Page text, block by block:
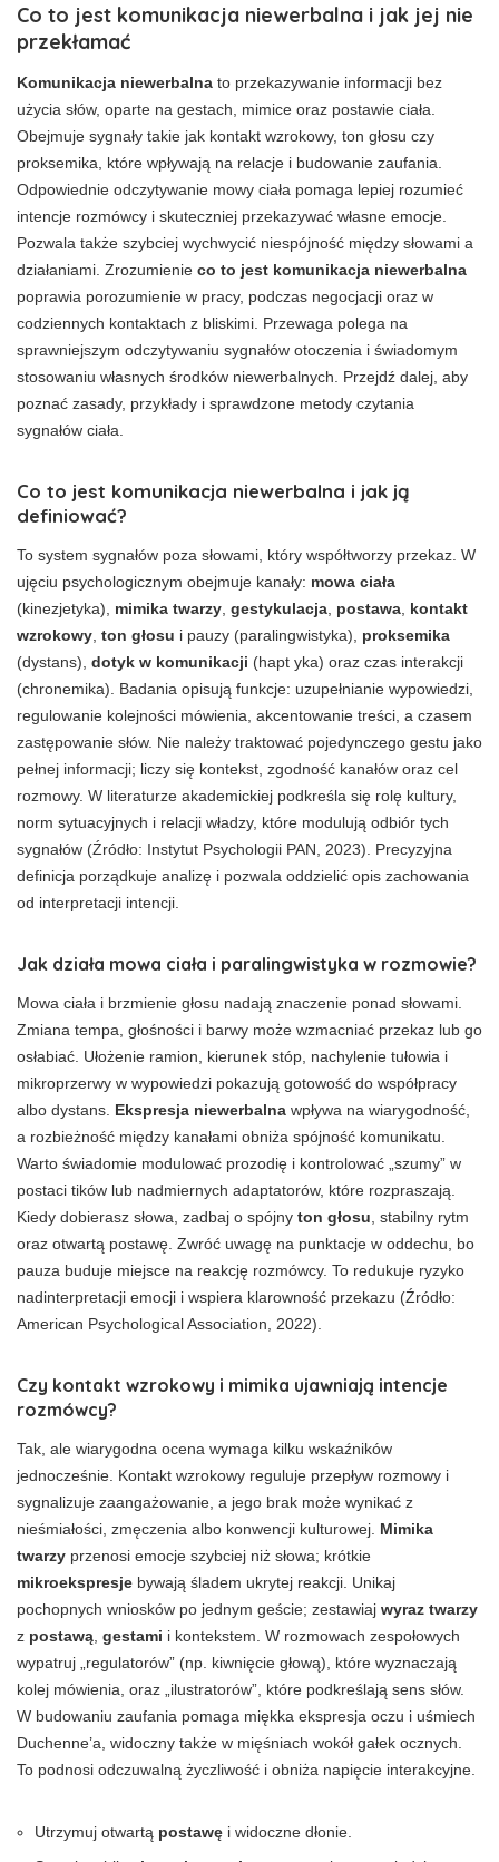
Co to jest komunikacja niewerbalna i jak jej nie
przekłamać
Komunikacja niewerbalna to przekazywanie informacji bez
użycia słów, oparte na gestach, mimice oraz postawie ciała.
Obejmuje sygnały takie jak kontakt wzrokowy, ton głosu czy
proksemika, które wpływają na relacje i budowanie zaufania.
Odpowiednie odczytywanie mowy ciała pomaga lepiej rozumieć
intencje rozmówcy i skuteczniej przekazywać własne emocje.
Pozwala także szybciej wychwycić niespójność między słowami a
działaniami. Zrozumienie co to jest komunikacja niewerbalna
poprawia porozumienie w pracy, podczas negocjacji oraz w
codziennych kontaktach z bliskimi. Przewaga polega na
sprawniejszym odczytywaniu sygnałów otoczenia i świadomym
stosowaniu własnych środków niewerbalnych. Przejdź dalej, aby
poznać zasady, przykłady i sprawdzone metody czytania
sygnałów ciała.
Co to jest komunikacja niewerbalna i jak ją
definiować?
To system sygnałów poza słowami, który współtworzy przekaz. W
ujęciu psychologicznym obejmuje kanały: mowa ciała
(kinezjetyka), mimika twarzy gestykulacja postawa kontakt
wzrokowy ton głosu i pauzy (paralingwistyka), proksemika
(dystans), dotyk w komunikacji (hapt yka) oraz czas interakcji
(chronemika). Badania opisują funkcje: uzupełnianie wypowiedzi,
regulowanie kolejności mówienia, akcentowanie treści, a czasem
zastępowanie słów. Nie należy traktować pojedynczego gestu jako
pełnej informacji; liczy się kontekst, zgodność kanałów oraz cel
rozmowy. W literaturze akademickiej podkreśla się rolę kultury,
norm sytuacyjnych i relacji władzy, które modulują odbiór tych
sygnałów (Źródło: Instytut Psychologii PAN, 2023). Precyzyjna
definicja porządkuje analizę i pozwala oddzielić opis zachowania
od interpretacji intencji.
Jak działa mowa ciała i paralingwistyka w rozmowie?
Mowa ciała i brzmienie głosu nadają znaczenie ponad słowami.
Zmiana tempa, głośności i barwy może wzmacniać przekaz lub go
osłabiać. Ułożenie ramion, kierunek stóp, nachylenie tułowia i
mikroprzerwy w wypowiedzi pokazują gotowość do współpracy
albo dystans. Ekspresja niewerbalna wpływa na wiarygodność,
a rozbieżność między kanałami obniża spójność komunikatu.
Warto świadomie modulować prozodię i kontrolować „szumy” w
postaci tików lub nadmiernych adaptatorów, które rozpraszają.
Kiedy dobierasz słowa, zadbaj o spójny ton głosu , stabilny rytm
oraz otwartą postawę. Zwróć uwagę na punktacje w oddechu, bo
pauza buduje miejsce na reakcję rozmówcy. To redukuje ryzyko
nadinterpretacji emocji i wspiera klarowność przekazu (Źródło:
American Psychological Association, 2022).
Czy kontakt wzrokowy i mimika ujawniają intencje
rozmówcy?
Tak, ale wiarygodna ocena wymaga kilku wskaźników
jednocześnie. Kontakt wzrokowy reguluje przepływ rozmowy i
sygnalizuje zaangażowanie, a jego brak może wynikać z
nieśmiałości, zmęczenia albo konwencji kulturowej. Mimika
twarzy przenosi emocje szybciej niż słowa; krótkie
mikroekspresje bywają śladem ukrytej reakcji. Unikaj
pochopnych wniosków po jednym geście; zestawiaj wyraz twarzy
z postawą gestami i kontekstem. W rozmowach zespołowych
wypatruj „regulatorów” (np. kiwnięcie głową), które wyznaczają
kolej mówienia, oraz „ilustratorów”, które podkreślają sens słów.
W budowaniu zaufania pomaga miękka ekspresja oczu i uśmiech
Duchenne’a, widoczny także w mięśniach wokół gałek ocznych.
To podnosi odczuwalną życzliwość i obniża napięcie interakcyjne.
Utrzymuj otwartą postawę i widoczne dłonie.